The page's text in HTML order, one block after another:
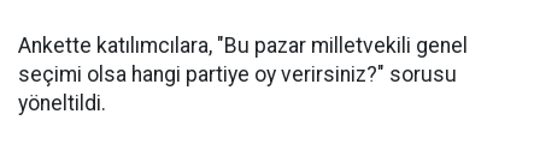
Ankette katılımcılara, "Bu pazar milletvekili genel
seçimi olsa hangi partiye oy verirsiniz?" sorusu
yöneltildi.